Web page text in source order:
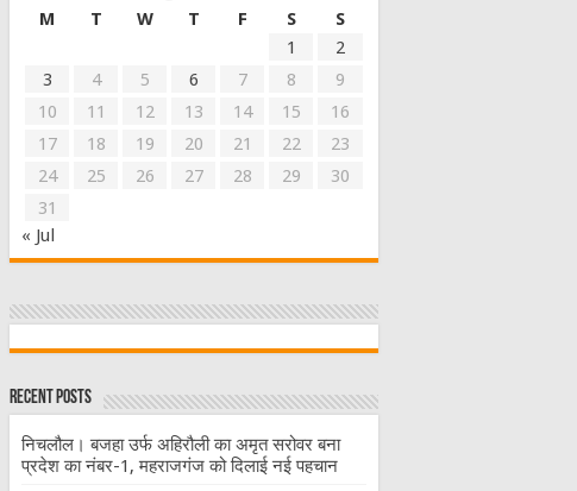
M
T W T F S
S
1
2
3
4 5 6 7 8
9
10
11 12 13 14 15
16
17
18 19 20 21 22
23
24
25 26 27 28 29
30
31
« Jul
Recent Posts
निचलौल। बजहा उर्फ अहिरौली का अमृत सरोवर बना
प्रदेश का नंबर-1, महराजगंज को दिलाई नई पहचान